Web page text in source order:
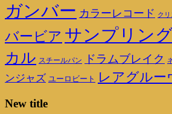
ガンバー カラーレコード ク
バービア サンプリン
カル スチールパン ドラムブレイク
ンジャズ ユーロビート レアグルー
New title